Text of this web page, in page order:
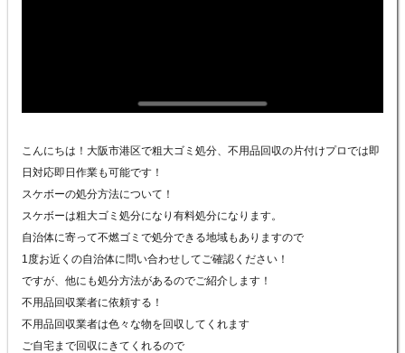
こんにちは！大阪市港区で粗大ゴミ処分、不用品回収の片付けプロでは即
日対応即日作業も可能です！
スケボーの処分方法について！
スケボーは粗大ゴミ処分になり有料処分になります。
自治体に寄って不燃ゴミで処分できる地域もありますので
1度お近くの自治体に問い合わせしてご確認ください！
ですが、他にも処分方法があるのでご紹介します！
不用品回収業者に依頼する！
不用品回収業者は色々な物を回収してくれます
ご自宅まで回収にきてくれるので